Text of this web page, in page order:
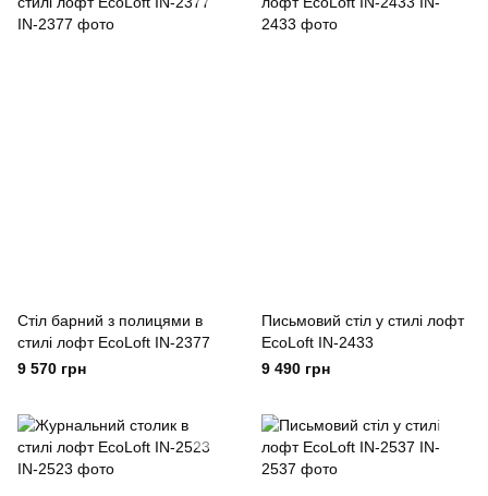
Cтіл барний з полицями в
стилі лофт EcoLoft IN-2377
9 570 грн
Письмовий стіл у стилі лофт
EcoLoft IN-2433
9 490 грн